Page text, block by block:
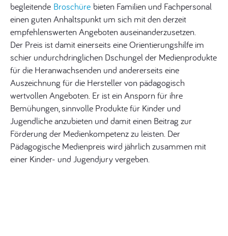
begleitende Broschüre bieten Familien und Fachpersonal
einen guten Anhaltspunkt um sich mit den derzeit
empfehlenswerten Angeboten auseinanderzusetzen.
Der Preis ist damit einerseits eine Orientierungshilfe im
schier undurchdringlichen Dschungel der Medienprodukte
für die Heranwachsenden und andererseits eine
Auszeichnung für die Hersteller von pädagogisch
wertvollen Angeboten. Er ist ein Ansporn für ihre
Bemühungen, sinnvolle Produkte für Kinder und
Jugendliche anzubieten und damit einen Beitrag zur
Förderung der Medienkompetenz zu leisten. Der
Pädagogische Medienpreis wird jährlich zusammen mit
einer Kinder- und Jugendjury vergeben.